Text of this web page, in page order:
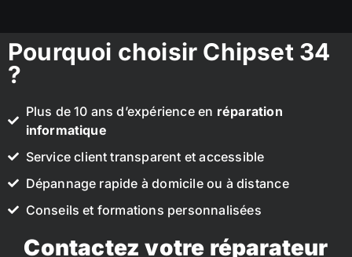
Pourquoi choisir Chipset 34
?
Plus de 10 ans d’expérience en réparation
informatique
Service client transparent et accessible
Dépannage rapide à domicile ou à distance
Conseils et formations personnalisées
Contactez votre réparateur